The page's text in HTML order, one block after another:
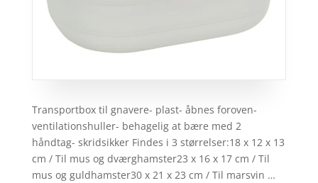
Transportbox til gnavere- plast- åbnes foroven-
ventilationshuller- behagelig at bære med 2
håndtag- skridsikker Findes i 3 størrelser:18 x 12 x 13
cm / Til mus og dværghamster23 x 16 x 17 cm / Til
mus og guldhamster30 x 21 x 23 cm / Til marsvin …